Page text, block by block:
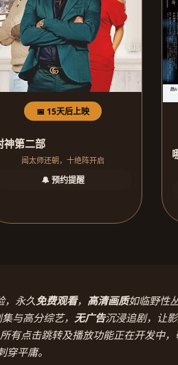
📅 15天后上映
神第二部
闻太师还朝，十绝阵开启
🔔 预约提醒
，永久免费观看， 高清画质如临野性
与高分综艺， 无广告沉浸追剧，让
有点击跳转及播放功能正在开发中，
平庸。